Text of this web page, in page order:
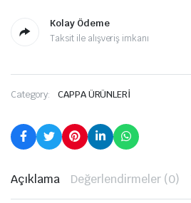
Kolay Ödeme
Taksit ile alışveriş imkanı
Category: CAPPA ÜRÜNLERİ
Açıklama Değerlendirmeler (0)